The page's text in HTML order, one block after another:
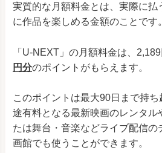
実質的な月額料金とは、実際に払
に作品を楽しめる金額のことです。
「U-NEXT」の月額料金は、2,189
円分のポイントがもらえます。
このポイントは最大90日まで持ち
途有料となる最新映画のレンタル
たは舞台・音楽などライブ配信の
画館でも使うことができます。